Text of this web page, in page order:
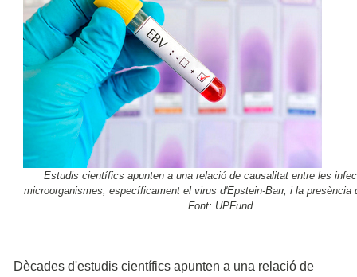
Estudis científics apunten a una relació de causalitat entre les
microorganismes, específicament el virus d'Epstein-Barr, i la presència
Font: UPFund.
Dècades d'estudis científics apunten a una relació de